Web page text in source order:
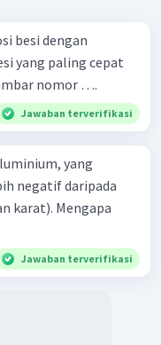
besi dengan
nomor ….
Jawaban terverifikasi
yang
negatif daripada
karat). Mengapa
Jawaban terverifikasi